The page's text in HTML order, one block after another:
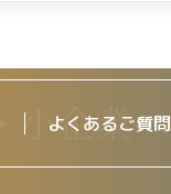
よくあるご質問